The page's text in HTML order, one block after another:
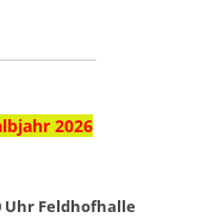
2026
Uhr Feldhofhalle